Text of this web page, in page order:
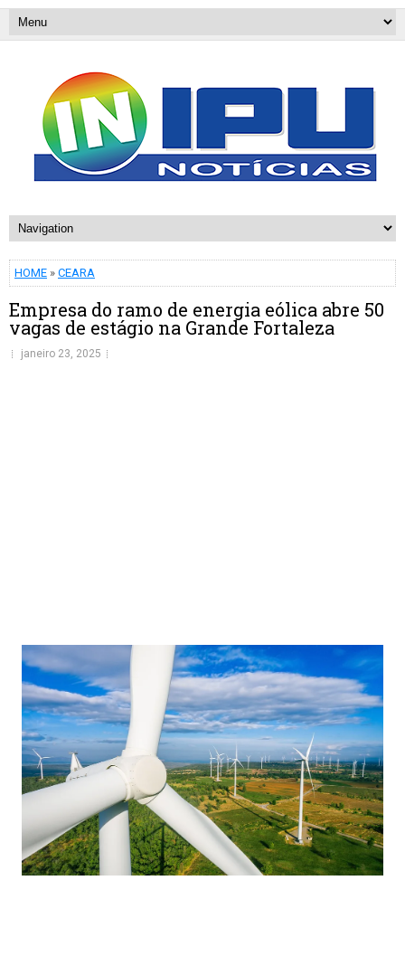
HOME » CEARA
Empresa do ramo de energia eólica abre 50
vagas de estágio na Grande Fortaleza
janeiro 23, 2025